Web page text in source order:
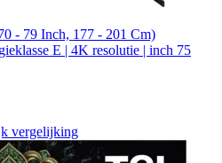
- 79 Inch, 177 - 201 Cm)
E | 4K resolutie | inch 75
vergelijking